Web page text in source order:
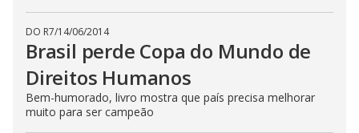
DO R7/14/06/2014
Brasil perde Copa do Mundo de
Direitos Humanos
Bem-humorado, livro mostra que país precisa melhorar
muito para ser campeão